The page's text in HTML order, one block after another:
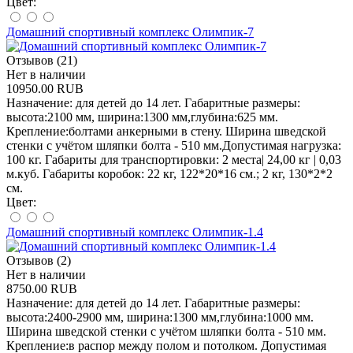
Домашний спортивный комплекс Олимпик-7
Отзывов (21)
Нет в наличии
10950.00 RUB
Назначение: для детей до 14 лет. Габаритные размеры:
высота:2100 мм, ширина:1300 мм,глубина:625 мм.
Крепление:болтами анкерными в стену. Ширина шведской
стенки с учётом шляпки болта - 510 мм.Допустимая нагрузка:
100 кг. Габариты для транспортировки: 2 места| 24,00 кг | 0,03
м.куб. Габариты коробок: 22 кг, 122*20*16 см.; 2 кг, 130*2*2
см.
Цвет:
Домашний спортивный комплекс Олимпик-1.4
Отзывов (2)
Нет в наличии
8750.00 RUB
Назначение: для детей до 14 лет. Габаритные размеры:
высота:2400-2900 мм, ширина:1300 мм,глубина:1000 мм.
Ширина шведской стенки с учётом шляпки болта - 510 мм.
Крепление:в распор между полом и потолком. Допустимая